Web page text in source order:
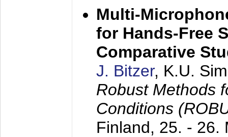
Multi-
for Hands-Free
Comparative
J. Bitzer, K.U.
Robust Methods
Conditions
Finland, 25. - 26.